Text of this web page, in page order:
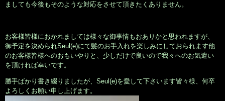
ましても今後もそのような対応をさせて頂きたくありません。
お客様皆様におかれましては様々な御事情もおありかと思われますが、
御予定を決められSeul(e)にて髪のお手入れを楽しみにしておられます他
のお客様皆様へのおもいやりと、少しだけで良いので我々へのお気遣い
を頂ければ幸いです。
勝手ばかり書き綴りましたが、Seul(e)を愛して下さいます皆々様、何卒
よろしくお願い申し上げます。